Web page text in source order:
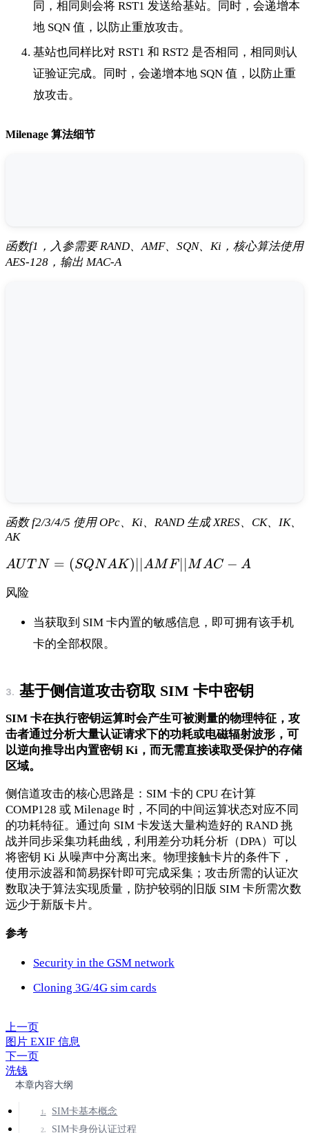
同，相同则会将 RST1 发送给基站。同时，会递增本
地 SQN 值，以防止重放攻击。
基站也同样比对 RST1 和 RST2 是否相同，相同则认
证验证完成。同时，会递增本地 SQN 值，以防止重
放攻击。
Milenage 算法细节
函数f1，入参需要 RAND、AMF、SQN、Ki，核心算法使用
AES-128，输出 MAC-A
函数 f2/3/4/5 使用 OPc、Ki、RAND 生成 XRES、CK、IK、
AK
AUTN
(SQN
AK) ||
AMF
AUTN = (SQNAK) ∣∣AMF ∣∣MAC − A
风险
当获取到 SIM 卡内置的敏感信息，即可拥有该手机
卡的全部权限。
基于侧信道攻击窃取 SIM 卡中密钥
SIM 卡在执行密钥运算时会产生可被测量的物理特征，攻
击者通过分析大量认证请求下的功耗或电磁辐射波形，可
以逆向推导出内置密钥 Ki，而无需直接读取受保护的存储
区域。
侧信道攻击的核心思路是：SIM 卡的 CPU 在计算
COMP128 或 Milenage 时，不同的中间运算状态对应不同
的功耗特征。通过向 SIM 卡发送大量构造好的 RAND 挑
战并同步采集功耗曲线，利用差分功耗分析（DPA）可以
将密钥 Ki 从噪声中分离出来。物理接触卡片的条件下，
使用示波器和简易探针即可完成采集；攻击所需的认证次
数取决于算法实现质量，防护较弱的旧版 SIM 卡所需次数
远少于新版卡片。
参考
Security in the GSM network
Cloning 3G/4G sim cards
上一页
图片 EXIF 信息
下一页
洗钱
本章内容大纲
SIM卡基本概念
SIM卡身份认证过程